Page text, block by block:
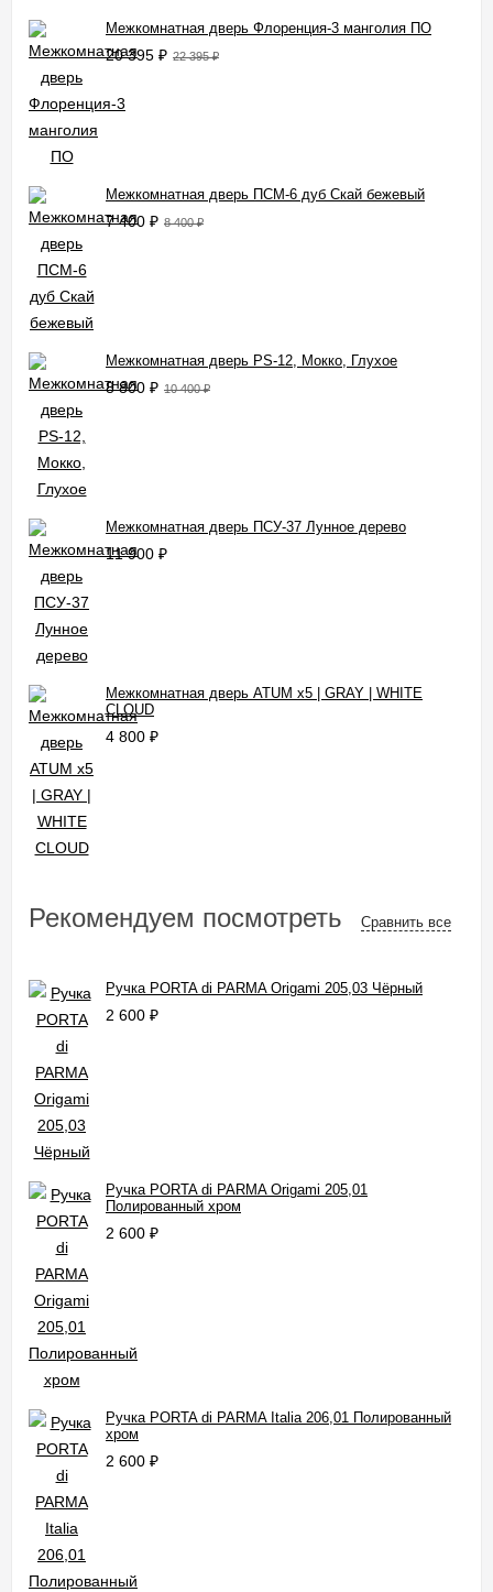
Межкомнатная дверь Флоренция-3 манголия ПО
20 395 ₽ 22 395₽
Межкомнатная дверь ПСМ-6 дуб Скай бежевый
7 400 ₽ 8 400₽
Межкомнатная дверь PS-12, Мокко, Глухое
8 800 ₽ 10 400₽
Межкомнатная дверь ПСУ-37 Лунное дерево
11 900 ₽
Межкомнатная дверь ATUM x5 | GRAY | WHITE
CLOUD
4 800 ₽
Рекомендуем посмотреть Сравнить все
Ручка PORTA di PARMA Origami 205,03 Чёрный
2 600 ₽
Ручка PORTA di PARMA Origami 205,01
Полированный хром
2 600 ₽
Ручка PORTA di PARMA Italia 206,01 Полированный
хром
2 600 ₽